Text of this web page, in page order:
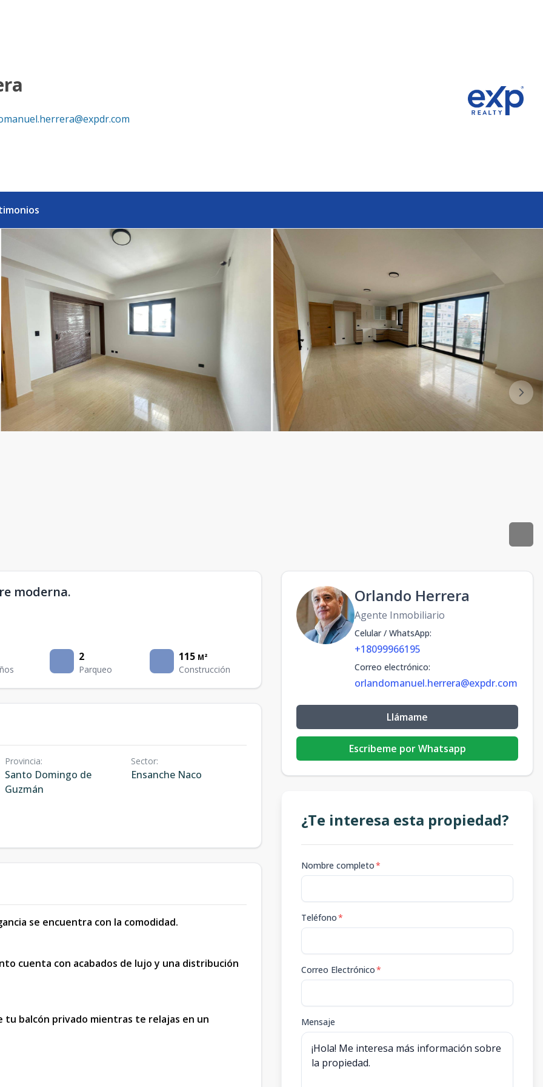
moderna.
2
Parqueo
115 M²
Construcción
Provincia:
Santo Domingo de
Guzmán
Sector:
Ensanche Naco
se encuentra con la comodidad.
cuenta con acabados de lujo y una distribución
balcón privado mientras te relajas en un
Orlando Herrera
Agente Inmobiliario
Celular / WhatsApp:
+18099966195
Correo electrónico:
orlandomanuel.herrera@expdr.com
Llámame
Escribeme por Whatsapp
¿Te interesa esta propiedad?
Nombre completo*
Teléfono*
Correo Electrónico*
Mensaje